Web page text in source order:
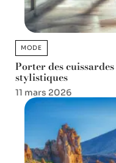
MODE
Porter des
stylistiques
11 mars 2026